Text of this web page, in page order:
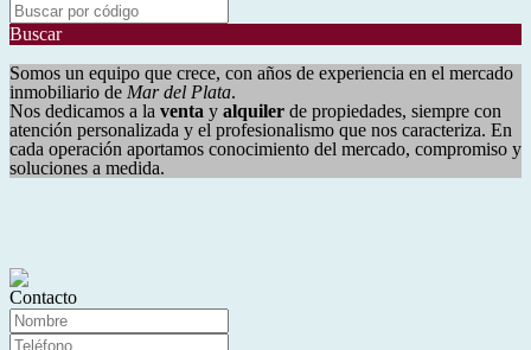
Buscar
Somos un equipo que crece, con años de experiencia en el mercado
inmobiliario de Mar del Plata.
Nos dedicamos a la venta y alquiler de propiedades, siempre con
atención personalizada y el profesionalismo que nos caracteriza. En
cada operación aportamos conocimiento del mercado, compromiso y
soluciones a medida.
Contacto